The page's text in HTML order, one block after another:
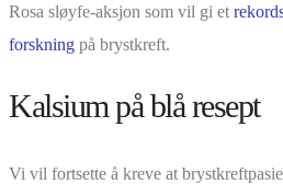
Rosa sløyfe-aksjon som vil gi et
forskning på brystkreft.
Kalsium på blå resept
Vi vil fortsette å kreve at